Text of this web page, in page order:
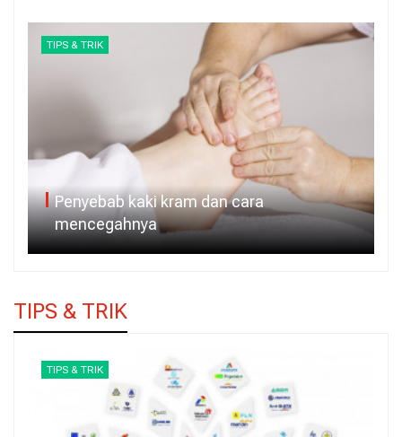
TIPS & TRIK
Penyebab kaki kram dan cara
mencegahnya
TIPS & TRIK
TIPS & TRIK